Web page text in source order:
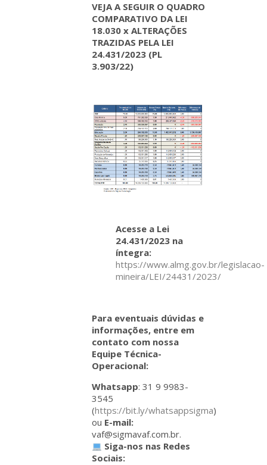
VEJA A SEGUIR O QUADRO
COMPARATIVO DA LEI
18.030 x ALTERAÇÕES
TRAZIDAS PELA LEI
24.431/2023 (PL
3.903/22)
Acesse a Lei
24.431/2023 na
íntegra:
https://www.almg.gov.br/legislacao-
mineira/LEI/24431/2023/
Para eventuais dúvidas e
informações, entre em
contato com nossa
Equipe Técnica-
Operacional:
Whatsapp: 31 9 9983-
3545
(https://bit.ly/whatsappsigma)
ou E-mail:
vaf@sigmavaf.com.br.
Siga-nos nas Redes
Sociais: